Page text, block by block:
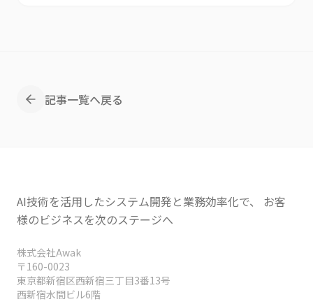
パートナー＋3万人にClaude Codeまで、世界10件＋日
本8件を統合解説。
記事一覧へ戻る
AI技術を活用したシステム開発と業務効率化で、 お客
様のビジネスを次のステージへ
株式会社Awak
〒160-0023
東京都新宿区西新宿三丁目3番13号
西新宿水間ビル6階